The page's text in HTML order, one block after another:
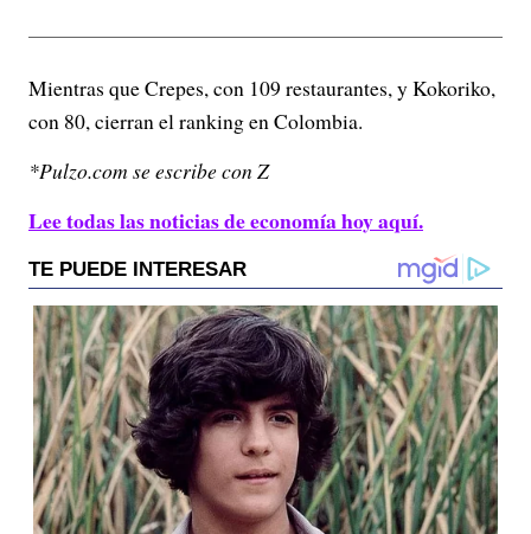
Mientras que Crepes, con 109 restaurantes, y Kokoriko,
con 80, cierran el ranking en Colombia.
*Pulzo.com se escribe con Z
Lee todas las noticias de economía hoy aquí.